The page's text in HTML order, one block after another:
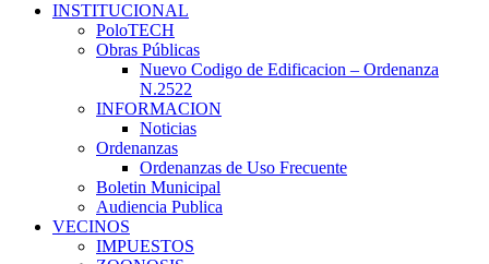
INSTITUCIONAL
PoloTECH
Obras Públicas
Nuevo Codigo de Edificacion – Ordenanza
N.2522
INFORMACION
Noticias
Ordenanzas
Ordenanzas de Uso Frecuente
Boletin Municipal
Audiencia Publica
VECINOS
IMPUESTOS